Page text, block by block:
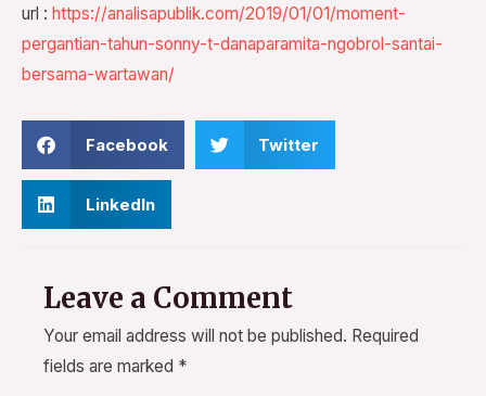
url : https://analisapublik.com/2019/01/01/moment-
pergantian-tahun-sonny-t-danaparamita-ngobrol-santai-
bersama-wartawan/
Facebook Twitter
LinkedIn
Leave a Comment
Your email address will not be published. Required
fields are marked *